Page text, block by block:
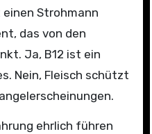
Strohmann
das von den
Ja, B12 ist ein
Nein, Fleisch schützt
ehrlich führen